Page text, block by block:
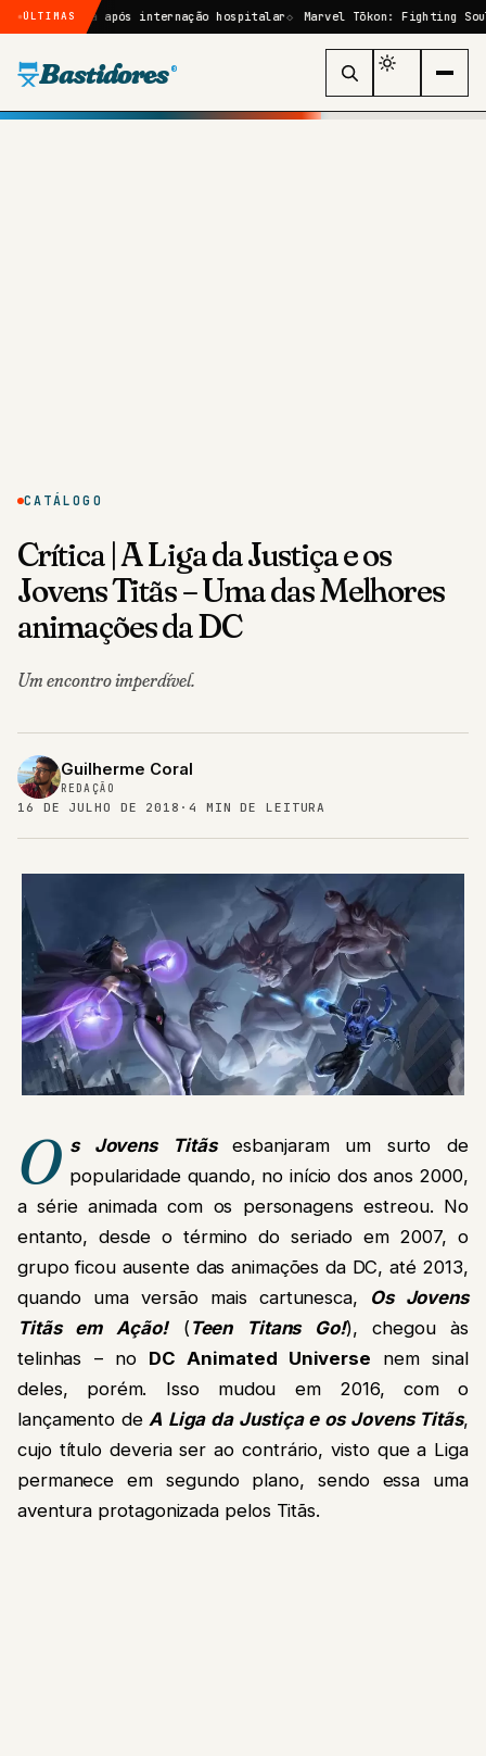
ÚLTIMAS
após internação hospitalar Marvel Tōkon: Fighting Souls:
Bastidores ®
CATÁLOGO
Crítica | A Liga da Justiça e os
Jovens Titãs – Uma das Melhores
animações da DC
Um encontro imperdível.
Guilherme Coral
REDAÇÃO
16 DE JULHO DE 2018 · 4 MIN DE LEITURA
O s Jovens Titãsesbanjaram um surto de
popularidade quando, no início dos anos 2000,
a série animada com os personagens estreou. No
entanto, desde o término do seriado em 2007, o
grupo ficou ausente das animações da DC, até 2013,
quando uma versão mais cartunesca, Os Jovens
Titãs em Ação!( Teen Titans Go!), chegou às
telinhas – no DC Animated Universe nem sinal
deles, porém. Isso mudou em 2016, com o
lançamento deA Liga da Justiça e os Jovens Titãs,
cujo título deveria ser ao contrário, visto que a Liga
permanece em segundo plano, sendo essa uma
aventura protagonizada pelos Titãs.